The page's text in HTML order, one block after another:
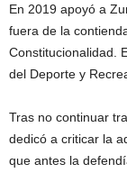
En 2019 apoyó a
fuera de la
Constitucionalidad.
del Deporte y
Tras no continuar
dedicó a criticar la
que antes la